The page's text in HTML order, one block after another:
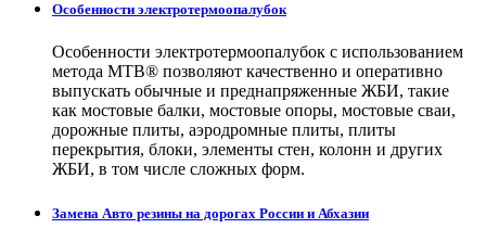
Особенности электротермоопалубок
Особенности электротермоопалубок с использованием
метода МТВ® позволяют качественно и оперативно
выпускать обычные и преднапряженные ЖБИ, такие
как мостовые балки, мостовые опоры, мостовые сваи,
дорожные плиты, аэродромные плиты, плиты
перекрытия, блоки, элементы стен, колонн и других
ЖБИ, в том числе сложных форм.
Замена Авто резины на дорогах России и Абхазии